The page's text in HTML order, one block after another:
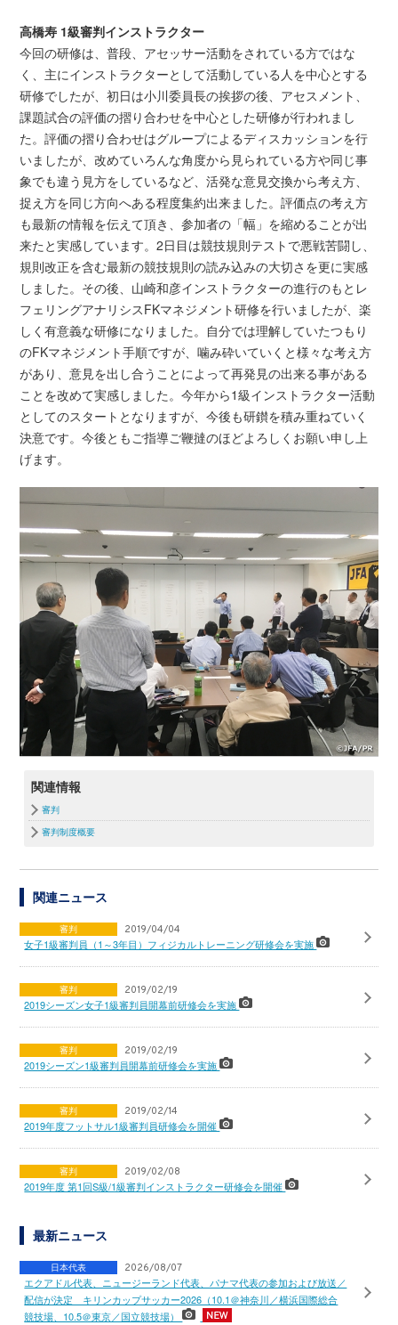
高橋寿 1級審判インストラクター
今回の研修は、普段、アセッサー活動をされている方ではな
く、主にインストラクターとして活動している人を中心とする
研修でしたが、初日は小川委員長の挨拶の後、アセスメント、
課題試合の評価の摺り合わせを中心とした研修が行われまし
た。評価の摺り合わせはグループによるディスカッションを行
いましたが、改めていろんな角度から見られている方や同じ事
象でも違う見方をしているなど、活発な意見交換から考え方、
捉え方を同じ方向へある程度集約出来ました。評価点の考え方
も最新の情報を伝えて頂き、参加者の「幅」を縮めることが出
来たと実感しています。2日目は競技規則テストで悪戦苦闘し、
規則改正を含む最新の競技規則の読み込みの大切さを更に実感
しました。その後、山崎和彦インストラクターの進行のもとレ
フェリングアナリシスFKマネジメント研修を行いましたが、楽
しく有意義な研修になりました。自分では理解していたつもり
のFKマネジメント手順ですが、噛み砕いていくと様々な考え方
があり、意見を出し合うことによって再発見の出来る事がある
ことを改めて実感しました。今年から1級インストラクター活動
としてのスタートとなりますが、今後も研鑚を積み重ねていく
決意です。今後ともご指導ご鞭撻のほどよろしくお願い申し上
げます。
関連情報
審判
審判制度概要
関連ニュース
審判 2019/04/04
女子1級審判員（1～3年目）フィジカルトレーニング研修会を実施
審判 2019/02/19
2019シーズン女子1級審判員開幕前研修会を実施
審判 2019/02/19
2019シーズン1級審判員開幕前研修会を実施
審判 2019/02/14
2019年度フットサル1級審判員研修会を開催
審判 2019/02/08
2019年度 第1回S級/1級審判インストラクター研修会を開催
最新ニュース
日本代表 2026/08/07
エクアドル代表、ニュージーランド代表、パナマ代表の参加および放送／
配信が決定 キリンカップサッカー2026（10.1＠神奈川／横浜国際総合
競技場、10.5＠東京／国立競技場）